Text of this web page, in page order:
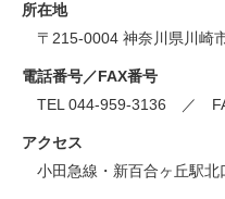
所在地
〒215-0004 神奈川県川崎
電話番号／FAX番号
TEL 044-959-3136 ／
アクセス
小田急線・新百合ヶ丘駅